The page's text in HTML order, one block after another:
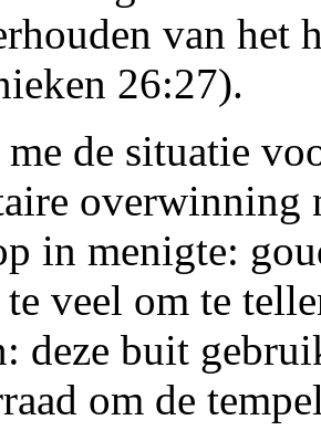
van het
26:27).
de situatie
overwinning
in menigte:
veel om te
deze buit
om de